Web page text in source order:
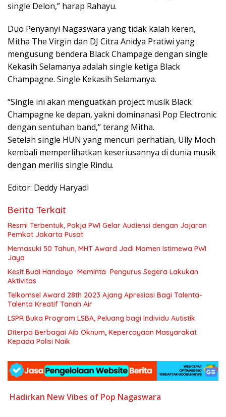
single Delon,” harap Rahayu.
Duo Penyanyi Nagaswara yang tidak kalah keren,
Mitha The Virgin dan DJ Citra Anidya Pratiwi yang
mengusung bendera Black Champage dengan single
Kekasih Selamanya adalah single ketiga Black
Champagne. Single Kekasih Selamanya.
“Single ini akan menguatkan project musik Black
Champagne ke depan, yakni dominanasi Pop Electronic
dengan sentuhan band,” terang Mitha.
Setelah single HUN yang mencuri perhatian, Ully Moch
kembali memperlihatkan keseriusannya di dunia musik
dengan merilis single Rindu.
Editor: Deddy Haryadi
Berita Terkait
Resmi Terbentuk, Pokja PWI Gelar Audiensi dengan Jajaran
Pemkot Jakarta Pusat
Memasuki 50 Tahun, MHT Award Jadi Momen Istimewa PWI
Jaya
Kesit Budi Handoyo Meminta Pengurus Segera Lakukan
Aktivitas
Telkomsel Award 28th 2023 Ajang Apresiasi Bagi Talenta-
Talenta Kreatif Tanah Air
LSPR Buka Program LSBA, Peluang bagi Individu Autistik
Diterpa Berbagai Aib Oknum, Kepercayaan Masyarakat
Kepada Polisi Naik
Hadirkan New Vibes of Pop Nagaswara